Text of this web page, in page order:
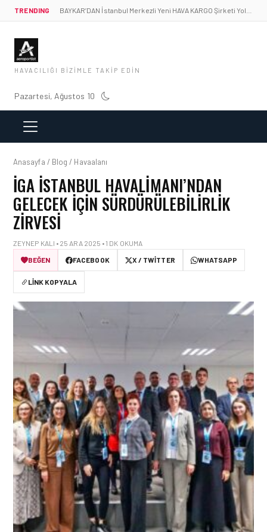
TRENDING
HAVACILIĞI BIZIMLE TAKIP EDIN
Pazartesi, Ağustos 10
Anasayfa / Blog / Havaalanı
İGA İSTANBUL HAVALIMANI’NDAN
GELECEK IÇIN SÜRDÜRÜLEBILIRLIK
ZIRVESI
ZEYNEP KALI • 25 ARA 2025 • 1 DK OKUMA
BEĞEN
FACEBOOK X / TWITTER WHATSAPP
LINK KOPYALA